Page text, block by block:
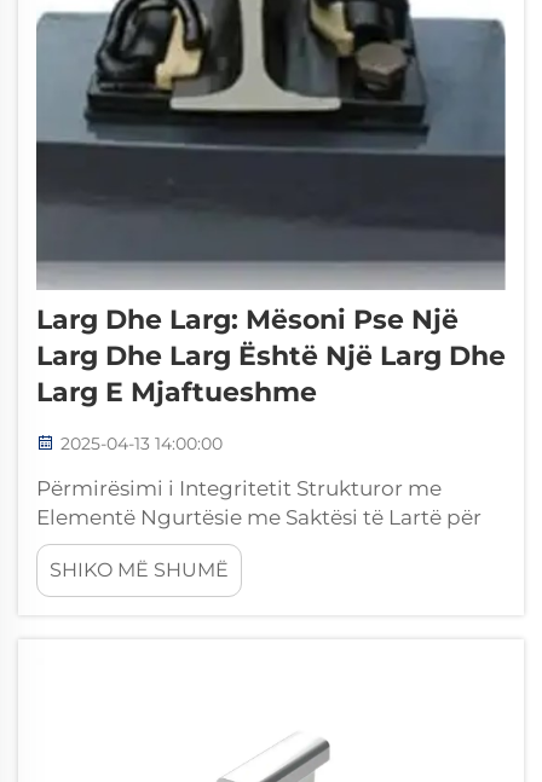
Larg Dhe Larg: Mësoni Pse Një
Larg Dhe Larg Është Një Larg Dhe
Larg E Mjaftueshme
2025-04-13 14:00:00
Përmirësimi i Integritetit Strukturor me
Elementë Ngurtësie me Saktësi të Lartë për
Trenin nën Tokë Përbërësit Bazë që Sigurojnë
Stabilitetin e Teli Elementët e përdorur në teli
të trenit nën tokë janë të rëndësishëm për të
SHIKO MË SHUMË